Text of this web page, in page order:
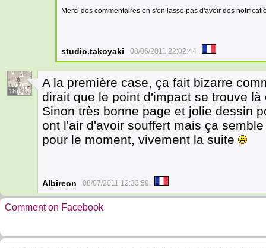
Merci des commentaires on s'en lasse pas d'avoir des
studio.takoyaki 08/06/2011 22:02:44
18
A la première case, ça fait bizarre
dirait que le point d'impact se trouve là
Sinon très bonne page et jolie dessin
ont l'air d'avoir souffert mais ça
pour le moment, vivement la suite
Albireon 08/07/2011 12:33:59
Comment on Facebook